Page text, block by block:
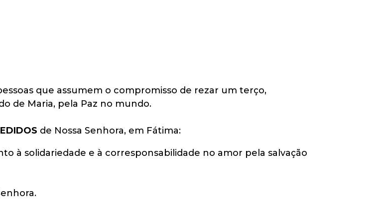
que assumem o compromisso de rezar um terço,
de Maria, pela Paz no mundo.
de Nossa Senhora, em Fátima:
à solidariedade e à corresponsabilidade no amor pela salvação